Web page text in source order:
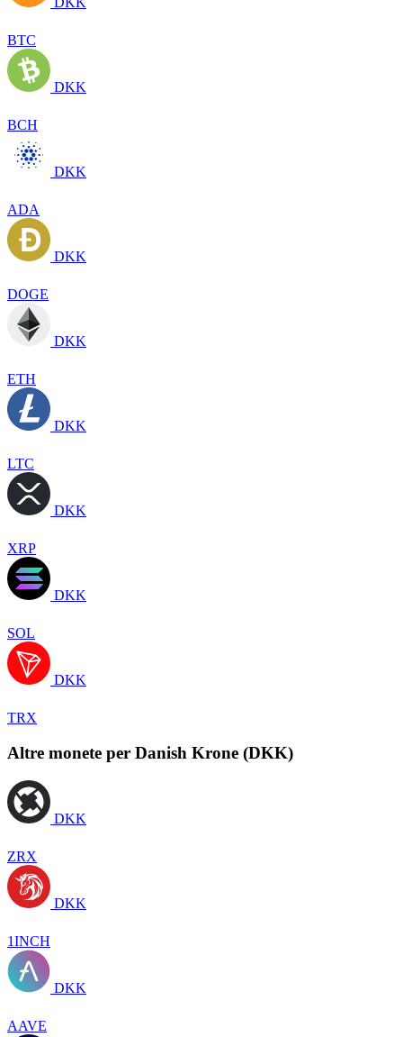
BTC
DKK
BCH
DKK
ADA
DKK
DOGE
DKK
ETH
DKK
LTC
DKK
XRP
DKK
SOL
DKK
TRX
Altre monete per Danish Krone (DKK)
DKK
ZRX
DKK
1INCH
DKK
AAVE